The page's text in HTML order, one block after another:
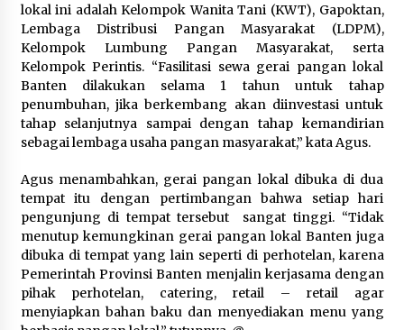
Terus Meningkat
7 Agustus 2026
KKM Universitas Bina Bangsa
Kelompok 83 Laksanakan
Pendampingan Pembuatan Spanduk
Sebagai Upaya Memperkuat
Pemasaran UMKM di Desa Cempaka
6 Agustus 2026
Jaga Kebugaran Petugas, Lapas
Kelas I Tangerang Gelar Cek
Kesehatan Gratis dan Skrining TB
Lanjutan
lokal ini adalah Kelompok Wanita Tani (KWT), Gapoktan,
Lembaga Distribusi Pangan Masyarakat (LDPM),
Kelompok Lumbung Pangan Masyarakat, serta
Kelompok Perintis. “Fasilitasi sewa gerai pangan lokal
Banten dilakukan selama 1 tahun untuk tahap
penumbuhan, jika berkembang akan diinvestasi untuk
tahap selanjutnya sampai dengan tahap kemandirian
sebagai lembaga usaha pangan masyarakat,” kata Agus.
Agus menambahkan, gerai pangan lokal dibuka di dua
tempat itu dengan pertimbangan bahwa setiap hari
pengunjung di tempat tersebut sangat tinggi. “Tidak
menutup kemungkinan gerai pangan lokal Banten juga
dibuka di tempat yang lain seperti di perhotelan, karena
Pemerintah Provinsi Banten menjalin kerjasama dengan
pihak perhotelan, catering, retail – retail agar
menyiapkan bahan baku dan menyediakan menu yang